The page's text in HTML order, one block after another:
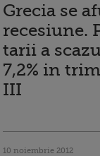
Grecia se
recesiune.
tarii a
7,2% in
III
10 noiembrie 2012